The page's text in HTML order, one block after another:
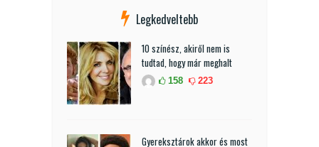
Legkedveltebb
10 színész, akiről nem is
tudtad, hogy már meghalt
158 223
Gyereksztárok akkor és most